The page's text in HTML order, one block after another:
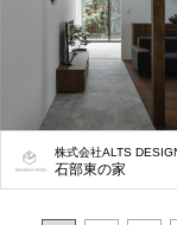
ることを意識し 質の高
株式会社ALTS
石部東の家